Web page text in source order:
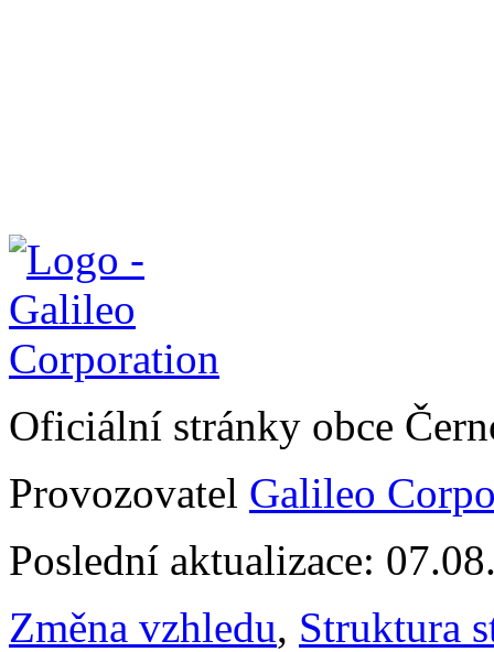
Oficiální stránky obce
Provozovatel Galileo
Poslední aktualizace:
Změna vzhledu, Struktura